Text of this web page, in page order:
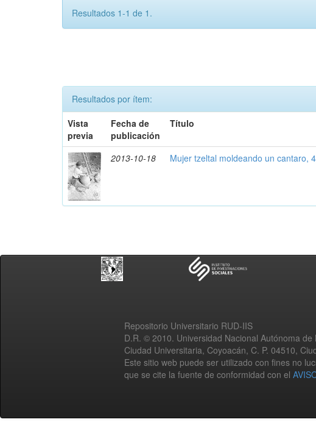
Resultados 1-1 de 1.
Resultados por ítem:
Vista
previa
Fecha de
publicación
Título
2013-10-18 Mujer tzeltal moldeando un cantaro,
Repositorio Universitario RUD-IIS
D.R. © 2010. Universidad Nacional Autónoma de
Ciudad Universitaria, Coyoacán, C. P. 04510,
Este sitio web puede ser utilizado con fines no
que se cite la fuente de conformidad con el